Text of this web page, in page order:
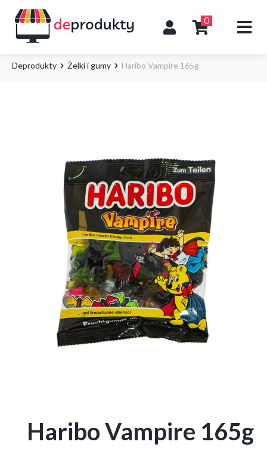
0
Deprodukty Żelki i gumy Haribo Vampire 165g
Haribo Vampire 165g